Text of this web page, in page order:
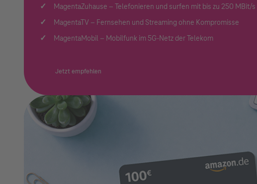
MagentaZuhause – Telefonieren und surfen mit bis zu 250 MBit/s
MagentaTV – Fernsehen und Streaming ohne Kompromisse
MagentaMobil – Mobilfunk im 5G-Netz der Telekom
Jetzt empfehlen